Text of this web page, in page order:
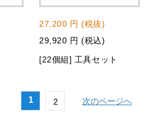
27,200 円 (税抜)
29,920 円 (税込)
[22個組] 工具セット
1 2 次のページへ